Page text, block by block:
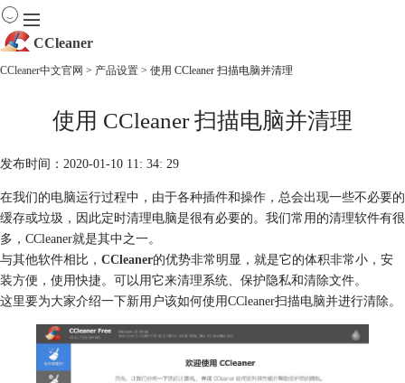
CCleaner
服务
CCleaner中文官网 > 产品设置 > 使用 CCleaner 扫描电脑并清理
使用 CCleaner 扫描电脑并清理
发布时间：2020-01-10 11: 34: 29
在我们的电脑运行过程中，由于各种插件和操作，总会出现一些不必要的
缓存或垃圾，因此定时清理电脑是很有必要的。我们常用的清理软件有很
多，CCleaner就是其中之一。
与其他软件相比， CCleaner的优势非常明显，就是它的体积非常小，安
装方便，使用快捷。可以用它来清理系统、保护隐私和清除文件。
这里要为大家介绍一下新用户该如何使用CCleaner扫描电脑并进行清除。